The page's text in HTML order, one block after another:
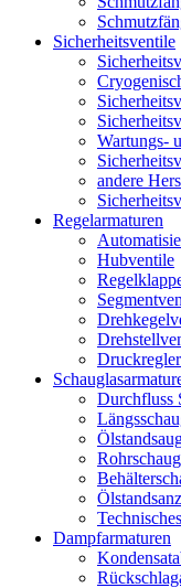
Sicherheitsventile
Wartungs-
andere
Regelarmaturen
Hubventile
Druckregler
Durchfluss
Dampfarmaturen